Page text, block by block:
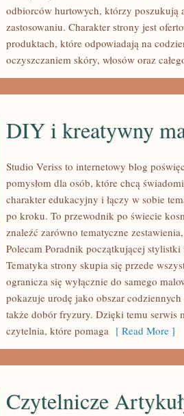
odbiorców hurtowych, którzy poszukują
zastosowaniu. Charakter strony jest
produktach, które odpowiadają na
oczyszczaniem skóry, włosów oraz
DIY i kreatywny
Studio Veriss to internetowy blog
pomysłom dla osób, które chcą
charakter edukacyjny i łączy w sobie
po kroku. To przewodnik po świecie
znaleźć zarówno tematyczne
Polecam Poradnik początkującej
Tematyka strony skupia się przede
ogranicza się wyłącznie do samego
pokazuje urodę jako obszar
także dobór fryzury. Dzięki temu serwis
czytelnia, które pomaga [ Read More ]
Czytelnicze